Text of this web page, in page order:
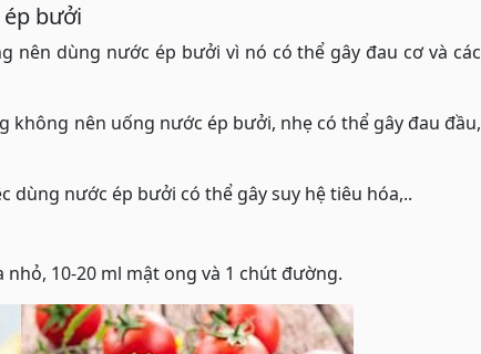
bưởi
dùng nước ép bưởi vì nó có thể gây đau cơ và các
nên uống nước ép bưởi, nhẹ có thể gây đau đầu,
dùng nước ép bưởi có thể gây suy hệ tiêu hóa,..
nhỏ, 10-20 ml mật ong và 1 chút đường.